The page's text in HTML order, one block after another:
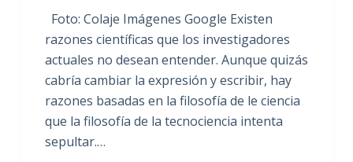
Foto: Colaje Imágenes Google Existen
razones científicas que los investigadores
actuales no desean entender. Aunque quizás
cabría cambiar la expresión y escribir, hay
razones basadas en la filosofía de le ciencia
que la filosofía de la tecnociencia intenta
sepultar.…